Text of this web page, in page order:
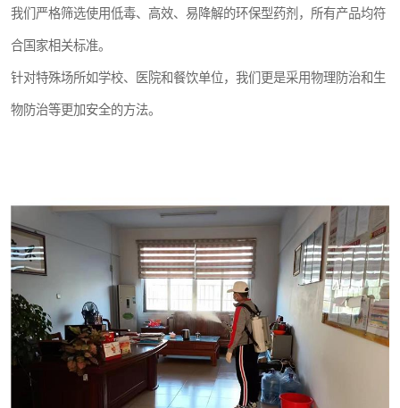
我们严格筛选使用低毒、高效、易降解的环保型药剂，所有产品均符
合国家相关标准。
针对特殊场所如学校、医院和餐饮单位，我们更是采用物理防治和生
物防治等更加安全的方法。